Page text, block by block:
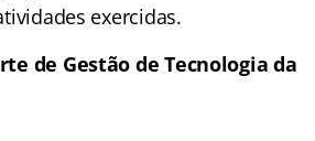
exercidas.
de Gestão de Tecnologia da